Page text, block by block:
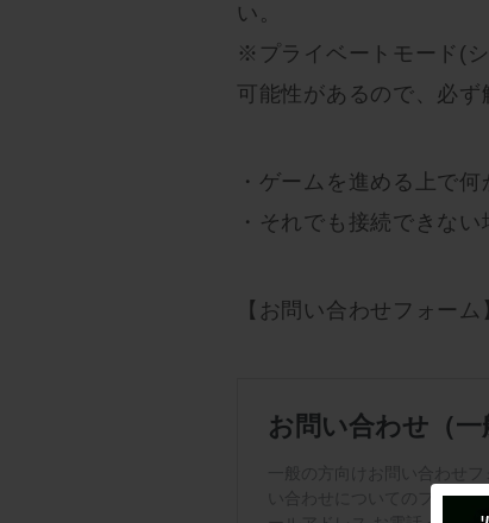
い。
※プライベートモード(
可能性があるので、必ず
・ゲームを進める上で
・それでも接続できな
【お問い合わせフォーム